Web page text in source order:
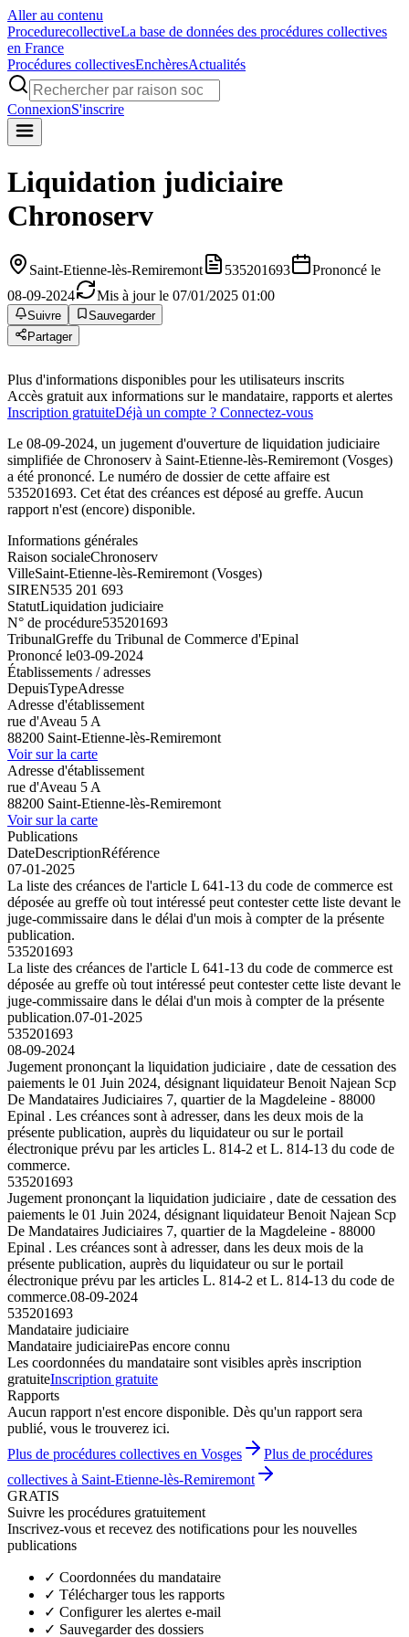
Aller au contenu
ProcedurecollectiveLa base de données des procédures collectives
en France
Procédures collectivesEnchèresActualités
ConnexionS'inscrire
Liquidation judiciaire
Chronoserv
Saint-Etienne-lès-Remiremont 535201693
Prononcé le
08-09-2024
Mis à jour le 07/01/2025 01:00
Suivre
Sauvegarder
Partager
Plus d'informations disponibles pour les utilisateurs inscrits
Accès gratuit aux informations sur le mandataire, rapports et alertes
Inscription gratuiteDéjà un compte ? Connectez-vous
Le 08-09-2024, un jugement d'ouverture de liquidation judiciaire
simplifiée de Chronoserv à Saint-Etienne-lès-Remiremont (Vosges)
a été prononcé. Le numéro de dossier de cette affaire est
535201693. Cet état des créances est déposé au greffe. Aucun
rapport n'est (encore) disponible.
Informations générales
Raison socialeChronoserv
VilleSaint-Etienne-lès-Remiremont (Vosges)
SIREN535 201 693
StatutLiquidation judiciaire
N° de procédure535201693
TribunalGreffe du Tribunal de Commerce d'Epinal
Prononcé le03-09-2024
Établissements / adresses
DepuisTypeAdresse
Adresse d'établissement
rue d'Aveau 5 A
88200 Saint-Etienne-lès-Remiremont
Voir sur la carte
Adresse d'établissement
rue d'Aveau 5 A
88200 Saint-Etienne-lès-Remiremont
Voir sur la carte
Publications
DateDescriptionRéférence
07-01-2025
La liste des créances de l'article L 641-13 du code de commerce est
déposée au greffe où tout intéressé peut contester cette liste devant le
juge-commissaire dans le délai d'un mois à compter de la présente
publication.
535201693
La liste des créances de l'article L 641-13 du code de commerce est
déposée au greffe où tout intéressé peut contester cette liste devant le
juge-commissaire dans le délai d'un mois à compter de la présente
publication.07-01-2025
535201693
08-09-2024
Jugement prononçant la liquidation judiciaire , date de cessation des
paiements le 01 Juin 2024, désignant liquidateur Benoit Najean Scp
De Mandataires Judiciaires 7, quartier de la Magdeleine - 88000
Epinal . Les créances sont à adresser, dans les deux mois de la
présente publication, auprès du liquidateur ou sur le portail
électronique prévu par les articles L. 814-2 et L. 814-13 du code de
commerce.
535201693
Jugement prononçant la liquidation judiciaire , date de cessation des
paiements le 01 Juin 2024, désignant liquidateur Benoit Najean Scp
De Mandataires Judiciaires 7, quartier de la Magdeleine - 88000
Epinal . Les créances sont à adresser, dans les deux mois de la
présente publication, auprès du liquidateur ou sur le portail
électronique prévu par les articles L. 814-2 et L. 814-13 du code de
commerce.08-09-2024
535201693
Mandataire judiciaire
Mandataire judiciairePas encore connu
Les coordonnées du mandataire sont visibles après inscription
gratuiteInscription gratuite
Rapports
Aucun rapport n'est encore disponible. Dès qu'un rapport sera
publié, vous le trouverez ici.
Plus de procédures collectives en Vosges
Plus de procédures
collectives à Saint-Etienne-lès-Remiremont
GRATIS
Suivre les procédures gratuitement
Inscrivez-vous et recevez des notifications pour les nouvelles
publications
✓ Coordonnées du mandataire
✓ Télécharger tous les rapports
✓ Configurer les alertes e-mail
✓ Sauvegarder des dossiers